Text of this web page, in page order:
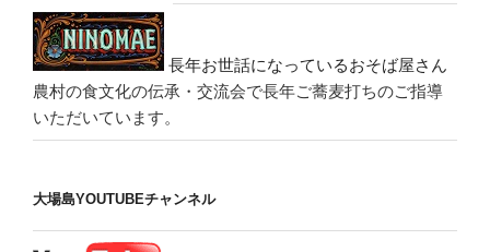
長年お世話になっているおそば屋さん
農村の食文化の伝承・交流会で長年ご蕎麦打ちのご指導
いただいています。
大場島YOUTUBEチャンネル